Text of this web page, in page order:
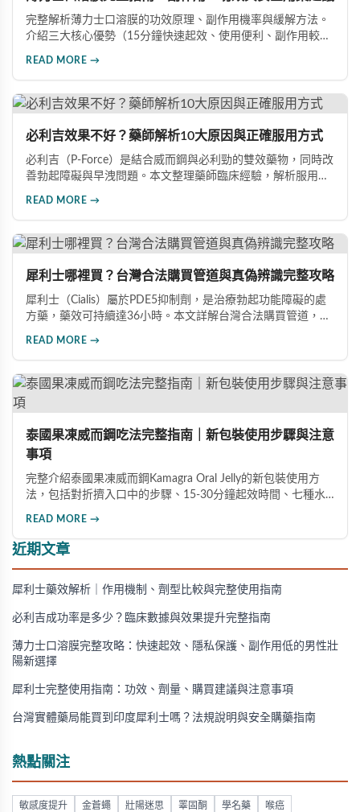
完整解析薄力士口溶膜的功效原理、副作用機率與緩解方法。
介紹三大核心優勢（15分鐘快速起效、使用便利、副作用較
READ MORE →
必利吉效果不好？藥師解析10大原因與正確服用方式
必利吉（P-Force）是結合威而鋼與必利勁的雙效藥物，同時改
善勃起障礙與早洩問題。本文整理藥師臨床經驗，解析服用時
READ MORE →
犀利士哪裡買？台灣合法購買管道與真偽辨識完整攻略
犀利士（Cialis）屬於PDE5抑制劑，是治療勃起功能障礙的處
方藥，藥效可持續達36小時。本文詳解台灣合法購買管道，包
READ MORE →
泰國果凍威而鋼吃法完整指南｜新包裝使用步驟與注意
事項
完整介紹泰國果凍威而鋼Kamagra Oral Jelly的新包裝使用方
法，包括對折擠入口中的步驟、15-30分鐘起效時間、七種水
READ MORE →
近期文章
犀利士藥效解析｜作用機制、劑型比較與完整使用指南
必利吉成功率是多少？臨床數據與效果提升完整指南
薄力士口溶膜完整攻略：快速起效、隱私保護、副作用低的男性壯
陽新選擇
犀利士完整使用指南：功效、劑量、購買建議與注意事項
台灣實體藥局能買到印度犀利士嗎？法規說明與安全購藥指南
熱點關注
敏感度提升 金蒼蠅 壯陽迷思 睪固酮 學名藥 喉癌